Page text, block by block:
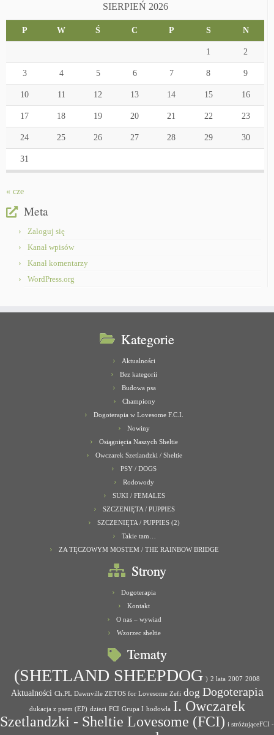
SIERPIEŃ 2026
P W Ś C P S N
1 2
3 4 5 6 7 8 9
10 11 12 13 14 15 16
17 18 19 20 21 22 23
24 25 26 27 28 29 30
31
« cze
Meta
Zaloguj się
Kanał wpisów
Kanał komentarzy
WordPress.org
Kategorie
Aktualności
Bez kategorii
Budowa psa
Championy
Dogoterapia w Lovesome F.C.I.
Nowiny
Osiągnięcia Naszych Sheltie
Owczarek Szetlandzki / Sheltie
PSY / DOGS
Rodowody
SUKI / FEMALES
SZCZENIĘTA / PUPPIES
SZCZENIĘTA / PUPPIES (2)
Takie tam…
ZA TĘCZOWYM MOSTEM / THE RAINBOW BRIDGE
Strony
Dogoterapia
Kontakt
O nas – wywiad
Wzorzec sheltie
Tematy
(SHETLAND SHEEPDOG ) 2 lata 2007 2008
Aktualności Ch.PL Dawnville ZETOS for Lovesome Zefi dog Dogoterapia
dukacja z psem (EP) dzieci FCI Grupa I hodowla I. Owczarek
Szetlandzki - Sheltie Lovesome (FCI) i stróżująceFCI -